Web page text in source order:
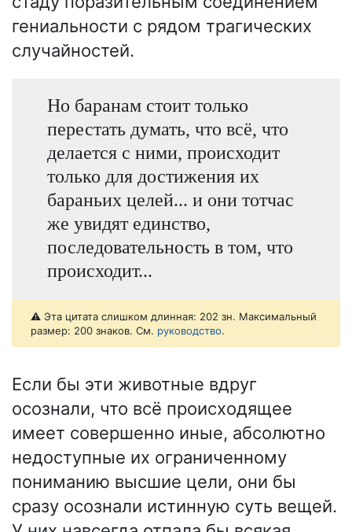
гениальности с рядом трагических
случайностей.
Но баранам стоит только
перестать думать, что всё, что
делается с ними, происходит
только для достижения их
бараньих целей... и они тотчас
же увидят единство,
последовательность в том, что
происходит...
⚠️ Эта цитата слишком длинная: 202 зн. Максимальный
размер: 200 знаков. См. руководство.
Если бы эти животные вдруг
осознали, что всё происходящее
имеет совершенно иные, абсолютно
недоступные их ограниченному
пониманию высшие цели, они бы
сразу осознали истинную суть вещей.